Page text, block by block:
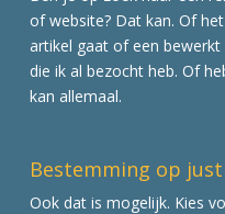
of website? Dat kan. Of
artikel gaat of een
die ik al bezocht heb. Of
kan allemaal.
Bestemming op
Ook dat is mogelijk. Kies